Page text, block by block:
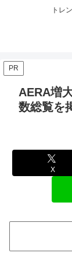
トレ
PR
AERA増
数総覧を
X